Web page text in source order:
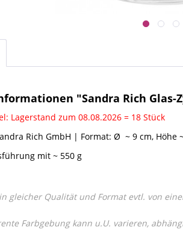
"Sandra Rich Glas-
Lagerstand zum 08.08.2026 = 18 Stück
Rich GmbH | Format: Ø ~ 9 cm, Höhe
mit ~ 550 g
gleicher Qualität und Format evtl. von
Farbgebung kann u.U. varieren,